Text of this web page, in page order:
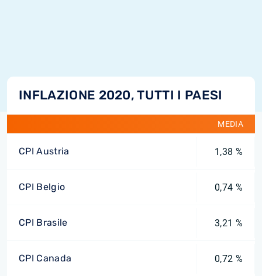
INFLAZIONE 2020, TUTTI I PAESI
MEDIA
CPI Austria 1,38 %
CPI Belgio 0,74 %
CPI Brasile 3,21 %
CPI Canada 0,72 %